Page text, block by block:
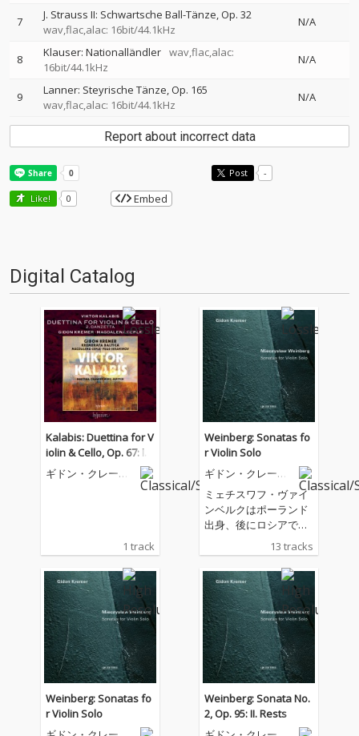
7
J. Strauss II: Schwartsche Ball-Tänze, Op. 32
wav,flac,alac: 16bit/44.1kHz
N/A
8 Klauser: Nationalländler wav,flac,alac:
16bit/44.1kHz
N/A
9
Lanner: Steyrische Tänze, Op. 165
wav,flac,alac: 16bit/44.1kHz
N/A
Report about incorrect data
Post -
Like! 0 Embed
Digital Catalog
Kalabis: Duettina for V
iolin & Cello, Op. 67: II.
Danzetta
ギドン・クレーメ
1 track
Weinberg: Sonatas fo
r Violin Solo
ギドン・クレーメ
ミェチスワフ・ヴァイ
ンベルクはポーランド
出身、後にロシアで活
動するも、ユダヤ人と
して苦難の人生を歩ん
だ作曲家である。ショ
スタコーヴィチにその
才能を見出されたこの
天才作曲家の様々な作
品に挑み続けてきた鬼
才ギドン・クレーメル
が今回取り上げたのは
無伴奏ヴァイオリン・
ソナタ3曲。1964年、1
967年、1979年に書か
れたヴァインベルクの
13 tracks
Weinberg: Sonatas fo
r Violin Solo
Weinberg: Sonata No.
2, Op. 95: II. Rests